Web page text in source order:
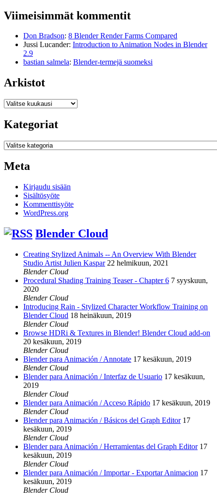
Viimeisimmät kommentit
Don Bradson: 8 Blender Render Farms Compared
Jussi Lucander: Introduction to Animation Nodes in Blender
2.9
bastian salmela: Blender-termejä suomeksi
Arkistot
Arkistot
Kategoriat
Kategoriat
Meta
Kirjaudu sisään
Sisältösyöte
Kommenttisyöte
WordPress.org
Blender Cloud
Creating Stylized Animals -- An Overview With Blender
Studio Artist Julien Kaspar 22 helmikuun, 2021
Blender Cloud
Procedural Shading Training Teaser - Chapter 6 7 syyskuun,
2020
Blender Cloud
Introducing Rain - Stylized Character Workflow Training on
Blender Cloud 18 heinäkuun, 2019
Blender Cloud
Browse HDRi & Textures in Blender! Blender Cloud add-on
20 kesäkuun, 2019
Blender Cloud
Blender para Animación / Annotate 17 kesäkuun, 2019
Blender Cloud
Blender para Animación / Interfaz de Usuario 17 kesäkuun,
2019
Blender Cloud
Blender para Animación / Acceso Rápido 17 kesäkuun, 2019
Blender Cloud
Blender para Animación / Básicos del Graph Editor 17
kesäkuun, 2019
Blender Cloud
Blender para Animación / Herramientas del Graph Editor 17
kesäkuun, 2019
Blender Cloud
Blender para Animación / Importar - Exportar Animacion 17
kesäkuun, 2019
Blender Cloud